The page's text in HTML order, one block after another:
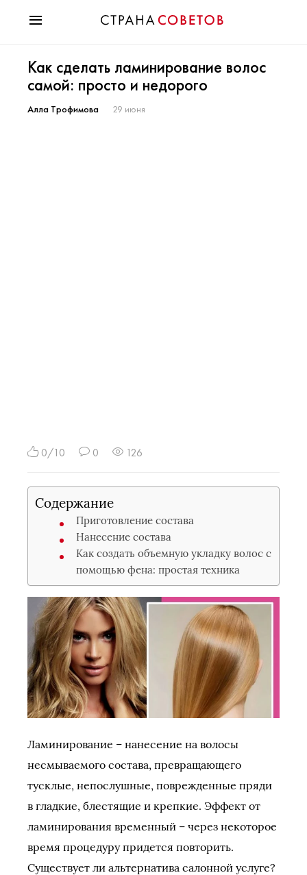
Мода
Звезды
Гороскопы
Как сделать ламинирование волос
самой: просто и недорого
Алла Трофимова 29 июня
0/10 0 126
Содержание
Приготовление состава
Нанесение состава
Как создать объемную укладку волос с
помощью фена: простая техника
Ламинирование – нанесение на волосы
несмываемого состава, превращающего
тусклые, непослушные, поврежденные пряди
в гладкие, блестящие и крепкие. Эффект от
ламинирования временный – через некоторое
время процедуру придется повторить.
Существует ли альтернатива салонной услуге?